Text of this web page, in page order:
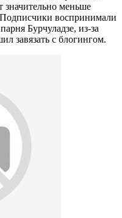
значительно меньше
воспринимали
Бурчуладзе, из-за
завязать с блогингом.